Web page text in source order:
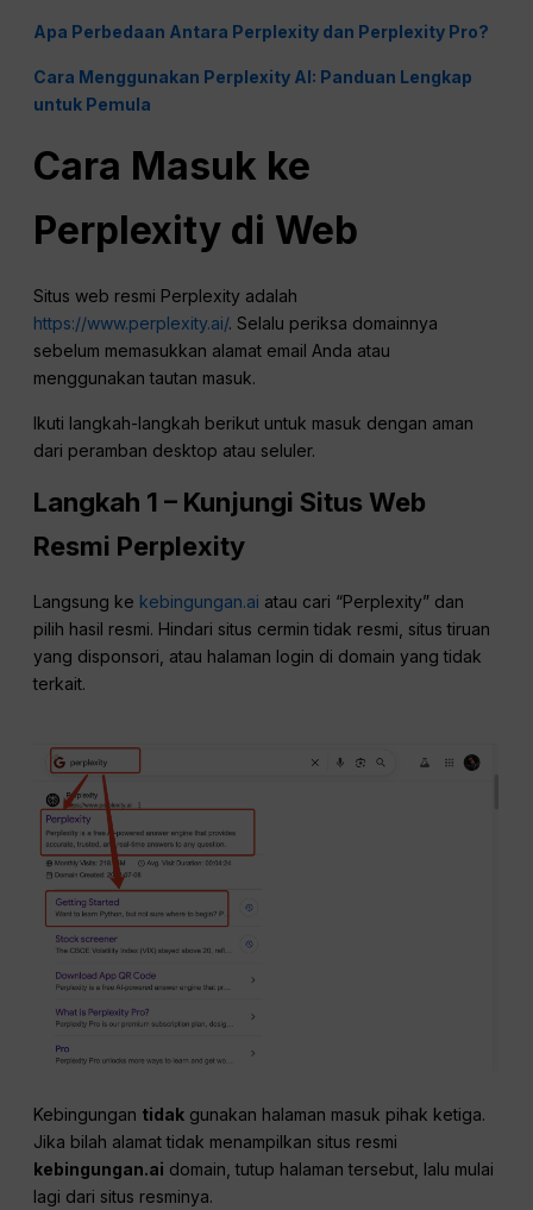
Apa Perbedaan Antara Perplexity dan Perplexity Pro?
Cara Menggunakan Perplexity AI: Panduan Lengkap
untuk Pemula
Cara Masuk ke
Perplexity di Web
Situs web resmi Perplexity adalah
https://www.perplexity.ai/. Selalu periksa domainnya
sebelum memasukkan alamat email Anda atau
menggunakan tautan masuk.
Ikuti langkah-langkah berikut untuk masuk dengan aman
dari peramban desktop atau seluler.
Langkah 1 – Kunjungi Situs Web
Resmi Perplexity
Langsung ke kebingungan.ai atau cari “Perplexity” dan
pilih hasil resmi. Hindari situs cermin tidak resmi, situs tiruan
yang disponsori, atau halaman login di domain yang tidak
terkait.
Kebingungan tidak gunakan halaman masuk pihak ketiga.
Jika bilah alamat tidak menampilkan situs resmi
kebingungan.ai domain, tutup halaman tersebut, lalu mulai
lagi dari situs resminya.